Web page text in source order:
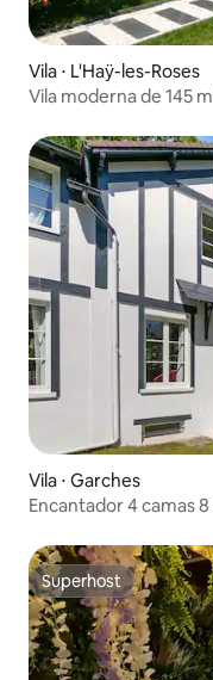
Vila ⋅ L'Haÿ-les-Roses
Vila moderna de 145
Vila ⋅ Garches
Encantador 4 camas
Superhost
Superhost